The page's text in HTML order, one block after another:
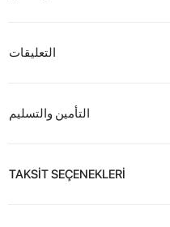
التعليقات
التأمين والتسليم
TAKSİT SEÇENEKLERİ